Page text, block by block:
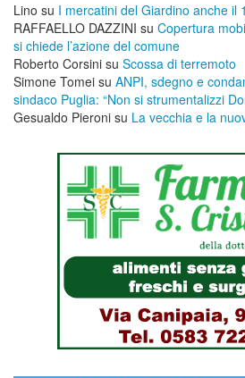
Lino su I mercatini del Giardino anche il
RAFFAELLO DAZZINI su ​Copertura
si chiede l’azione del comune
Roberto Corsini su Scossa di terremoto
Simone Tomei su ANPI, sdegno e
sindaco Puglia: “Non si strumentalizzi
Gesualdo Pieroni su La vecchia e la